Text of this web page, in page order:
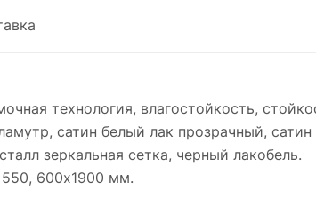
технология, влагостойкость,
cатин белый лак прозрачный,
зеркальная сетка, черный лакобель.
600х1900 мм.